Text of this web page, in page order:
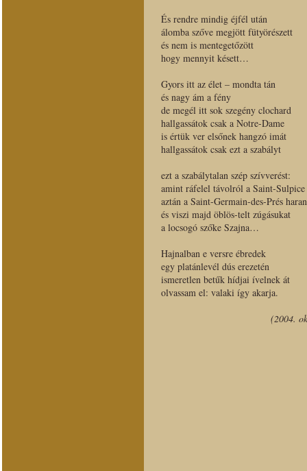
És rendre mindig éjfél után
álomba szőve megjött fütyörészett
és nem is mentegetőzött
hogy mennyit késett…
Gyors itt az élet – mondta tán
és nagy ám a fény
de megél itt sok szegény clochard
hallgassátok csak a Notre-Dame
is értük ver elsőnek hangzó imát
hallgassátok csak ezt a szabályt
ezt a szabálytalan szép szívverést:
amint ráfelel távolról a Saint-Sulpice
aztán a Saint-Germain-des-Prés
és viszi majd öblös-telt zúgásukat
a locsogó szőke Szajna…
Hajnalban e versre ébredek
egy platánlevél dús erezetén
ismeretlen betűk hídjai ívelnek át
olvassam el: valaki így akarja.
(2004.